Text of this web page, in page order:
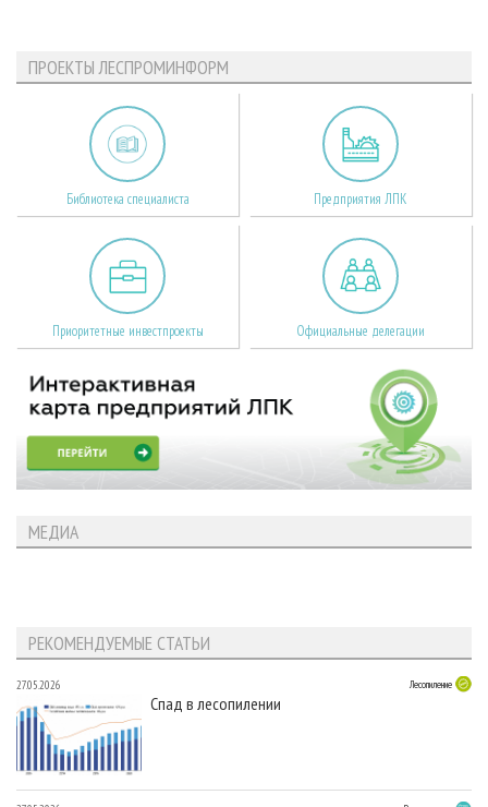
ПРОЕКТЫ ЛЕСПРОМИНФОРМ
Библиотека специалиста Предприятия ЛПК
Приоритетные инвестпроекты Официальные делегации
МЕДИА
РЕКОМЕНДУЕМЫЕ СТАТЬИ
27.05.2026 Лесопиление
Спад в лесопилении